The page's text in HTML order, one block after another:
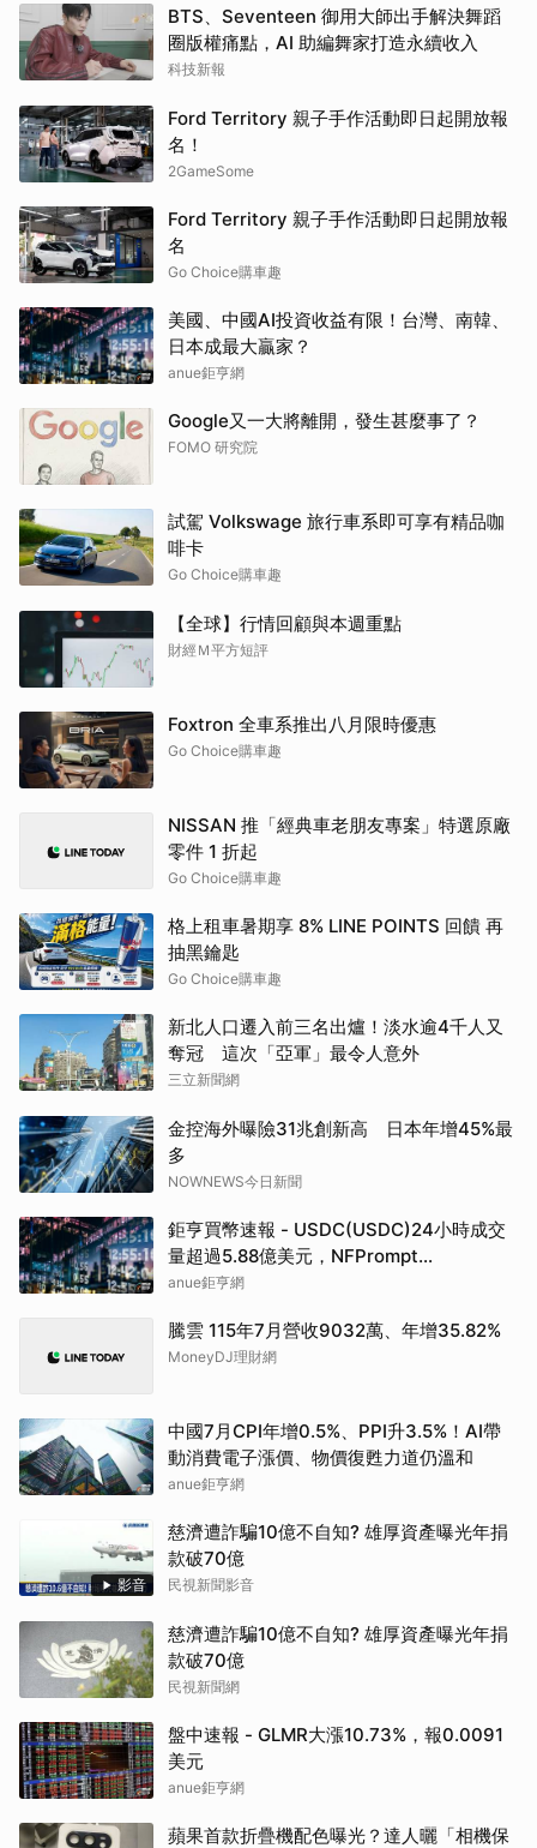
BTS、Seventeen 御用大師出手解決舞蹈
圈版權痛點，AI 助編舞家打造永續收入
科技新報
Ford Territory 親子手作活動即日起開放報
名！
2GameSome
Ford Territory 親子手作活動即日起開放報
名
Go Choice購車趣
美國、中國AI投資收益有限！台灣、南韓、
日本成最大贏家？
anue鉅亨網
Google又一大將離開，發生甚麼事了？
FOMO 研究院
試駕 Volkswage 旅行車系即可享有精品咖
啡卡
Go Choice購車趣
【全球】行情回顧與本週重點
財經Ｍ平方短評
Foxtron 全車系推出八月限時優惠
Go Choice購車趣
NISSAN 推「經典車老朋友專案」特選原廠
零件 1 折起
Go Choice購車趣
格上租車暑期享 8% LINE POINTS 回饋 再
抽黑鑰匙
Go Choice購車趣
新北人口遷入前三名出爐！淡水逾4千人又
奪冠 這次「亞軍」最令人意外
三立新聞網
金控海外曝險31兆創新高 日本年增45%最
多
NOWNEWS今日新聞
鉅亨買幣速報 - USDC(USDC)24小時成交
量超過5.88億美元，NFPrompt
Token(NFP)24小時漲幅達66.2%
anue鉅亨網
騰雲 115年7月營收9032萬、年增35.82%
MoneyDJ理財網
中國7月CPI年增0.5%、PPI升3.5%！AI帶
動消費電子漲價、物價復甦力道仍溫和
anue鉅亨網
影音
慈濟遭詐騙10億不自知? 雄厚資產曝光年捐
款破70億
民視新聞影音
慈濟遭詐騙10億不自知? 雄厚資產曝光年捐
款破70億
民視新聞網
盤中速報 - GLMR大漲10.73%，報0.0091
美元
anue鉅亨網
蘋果首款折疊機配色曝光？達人曬「相機保